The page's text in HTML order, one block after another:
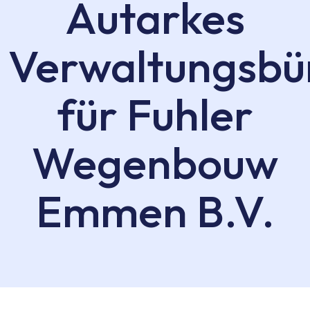
Autarkes
für Fuhler
Wegenbouw
Emmen B.V.